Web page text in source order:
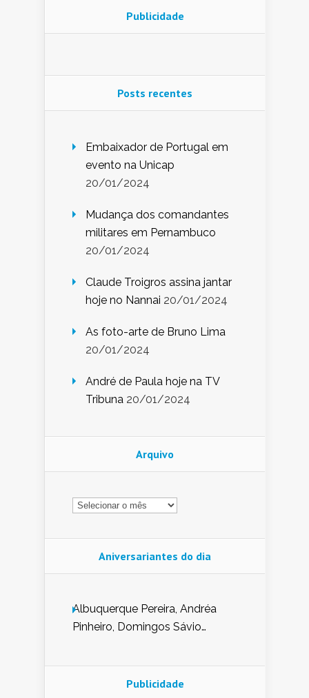
Publicidade
Posts recentes
Embaixador de Portugal em
evento na Unicap
20/01/2024
Mudança dos comandantes
militares em Pernambuco
20/01/2024
Claude Troigros assina jantar
hoje no Nannai 20/01/2024
As foto-arte de Bruno Lima
20/01/2024
André de Paula hoje na TV
Tribuna 20/01/2024
Arquivo
Arquivo
Aniversariantes do dia
Albuquerque Pereira, Andréa
Pinheiro, Domingos Sávio
Nunes de Sena, Fátima Peixoto,
Publicidade